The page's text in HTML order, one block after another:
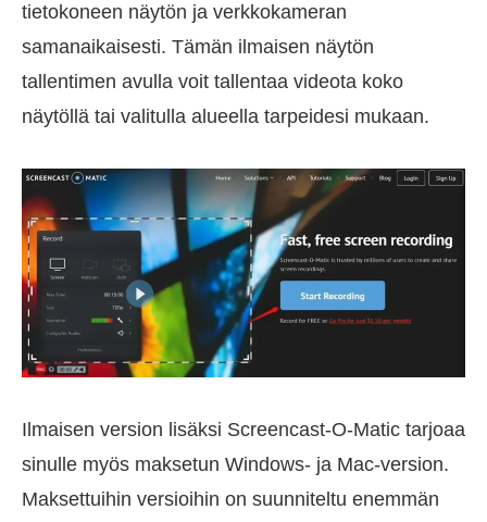
tietokoneen näytön ja verkkokameran
samanaikaisesti. Tämän ilmaisen näytön
tallentimen avulla voit tallentaa videota koko
näytöllä tai valitulla alueella tarpeidesi mukaan.
Ilmaisen version lisäksi Screencast-O-Matic tarjoaa
sinulle myös maksetun Windows- ja Mac-version.
Maksettuihin versioihin on suunniteltu enemmän